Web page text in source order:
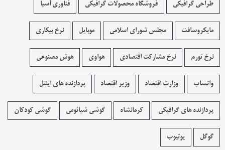
طراحی گرافیکی فروشگاه محصولات گرافيکی فناوری آسیا
مایکروسافت مجلس شورای اسلامی موبایل نرخ بیکاری
نرخ تورم نرخ مشارکت اقتصادی هواوی هوش مصنوعی
واتساپ وزارت اقتصاد وزیر اقتصاد پردازنده های اینتل
پردازنده های گرافیکی کرمانشاه گوشی شیائومی گوشی کودکان
گوگل یوتیوب